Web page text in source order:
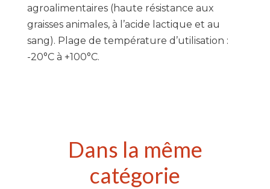
agroalimentaires (haute résistance aux
graisses animales, à l’acide lactique et au
sang). Plage de température d’utilisation :
-20°C à +100°C.
Dans la même
catégorie